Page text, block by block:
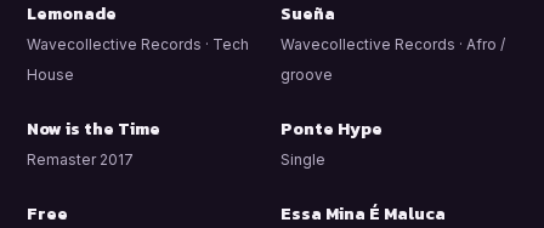
Lemonade
Wavecollective Records · Tech
House
Sueña
Wavecollective Records · Afro /
groove
Now is the Time
Remaster 2017
Ponte Hype
Single
Free Essa Mina É Maluca